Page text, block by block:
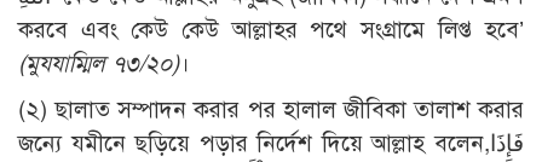
করবে এবং কেউ কেউ আল্লাহর পথে সংগ্রামে লিপ্ত হবে’
(মুযযাম্মিল ৭৩/২০)।
(২) ছালাত সম্পাদন করার পর হালাল জীবিকা তালাশ করার
জন্যে যমীনে ছড়িয়ে পড়ার নির্দেশ দিয়ে আল্লাহ বলেন,فَإِذَا